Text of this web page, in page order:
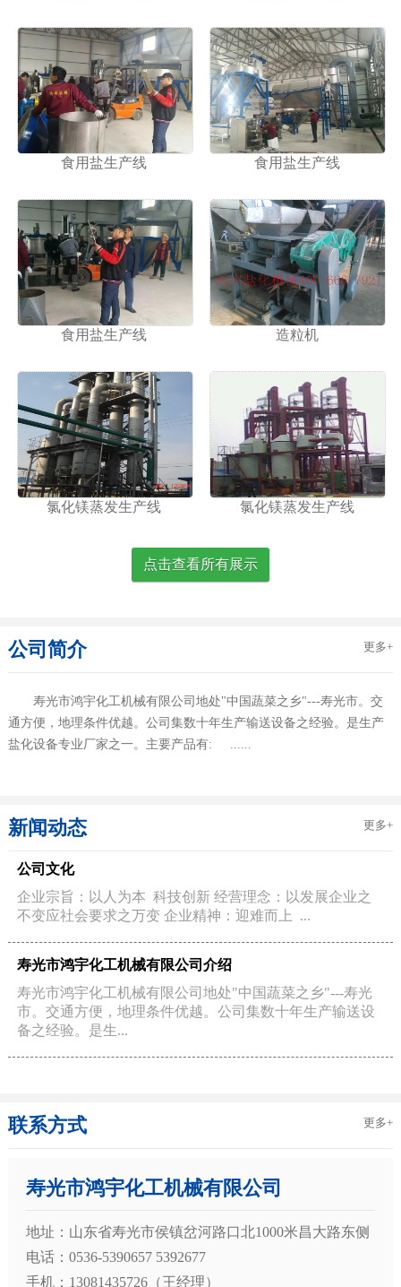
1 2
食用盐生产线 食用盐生产线
食用盐生产线 造粒机
氯化镁蒸发生产线 氯化镁蒸发生产线
点击查看所有展示
更多+
公司简介
寿光市鸿宇化工机械有限公司地处"中国蔬菜之乡"---寿光市。交
通方便，地理条件优越。公司集数十年生产输送设备之经验。是生产
盐化设备专业厂家之一。主要产品有: ......
更多+
新闻动态
公司文化
企业宗旨：以人为本 科技创新 经营理念：以发展企业之
不变应社会要求之万变 企业精神：迎难而上 ...
寿光市鸿宇化工机械有限公司介绍
寿光市鸿宇化工机械有限公司地处"中国蔬菜之乡"---寿光
市。交通方便，地理条件优越。公司集数十年生产输送设
备之经验。是生...
更多+
联系方式
寿光市鸿宇化工机械有限公司
地址：山东省寿光市侯镇岔河路口北1000米昌大路东侧
电话：0536-5390657 5392677
手机：13081435726（王经理）